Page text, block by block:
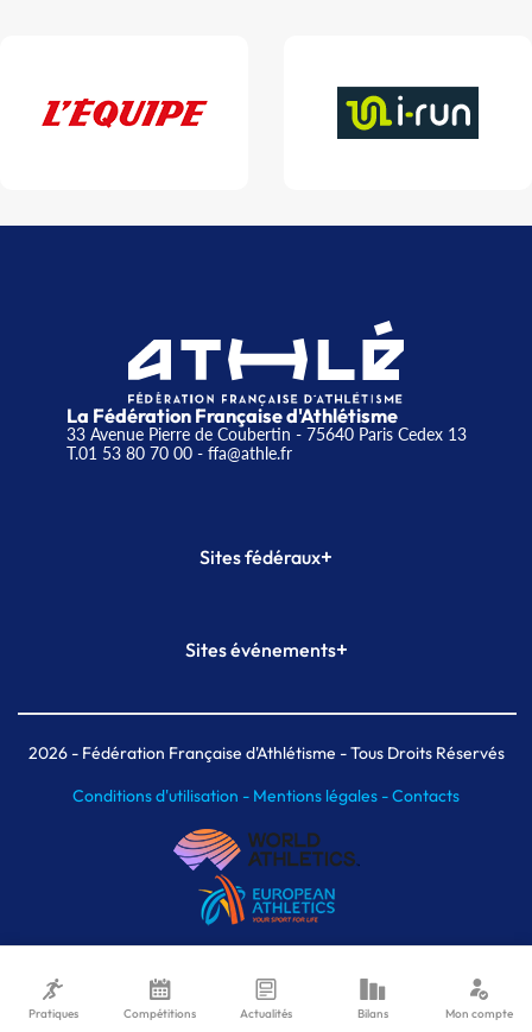
La Fédération Française d'Athlétisme
33 Avenue Pierre de Coubertin - 75640 Paris Cedex 13
T.01 53 80 70 00- ffa@athle.fr
Sites fédéraux+
Plateforme Formation
Sites événements+
Meeting de Paris indoor
MAIF Ekiden de Paris
2026- Fédération Française d'Athlétisme - Tous Droits Réservés
Conditions d'utilisation - Mentions légales -Contacts
Pratiques Compétitions Actualités Bilans Mon compte